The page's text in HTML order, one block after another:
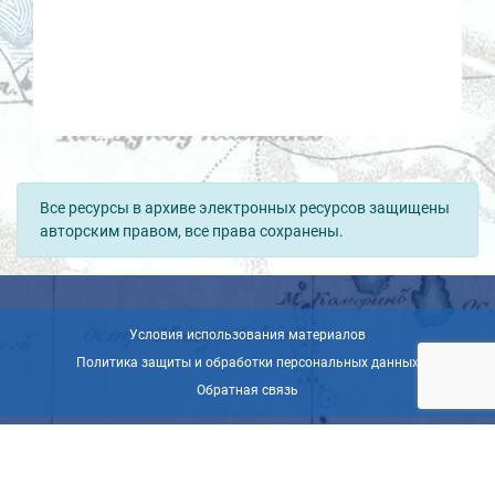
Все ресурсы в архиве электронных ресурсов защищены
авторским правом, все права сохранены.
Условия использования материалов
Политика защиты и обработки персональных данных
Обратная связь